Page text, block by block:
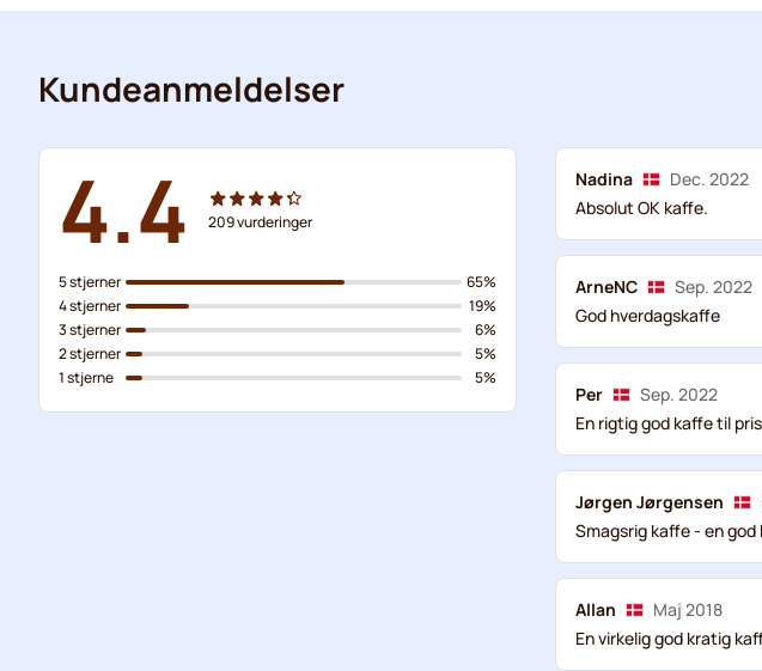
Kundeanmeldelser
4.4 209vurderinger
5 stjerner
4 stjerner
3 stjerner
2 stjerner
1 stjerne
65%
19%
6%
5%
5%
Nadina
Dec. 2022
Absolut OK kaffe.
ArneNC
Sep. 2022
God hverdagskaffe
Per
Sep. 2022
En rigtig god kaffe til
Jørgen Jørgensen
Smagsrig kaffe - en god
Allan
Maj 2018
En virkelig god kratig